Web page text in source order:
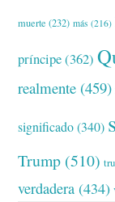
muerte (232) más (216)
príncipe(362)
realmente (459)
significado(340)
Trump (510)
verdadera (434)